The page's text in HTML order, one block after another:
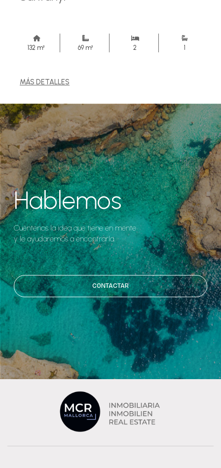
132 m² 69 m² 2 1
MÁS DETALLES
Hablemos
Cuéntenos la idea que tiene en mente
y le ayudaremos a encontrarla.
CONTACTAR